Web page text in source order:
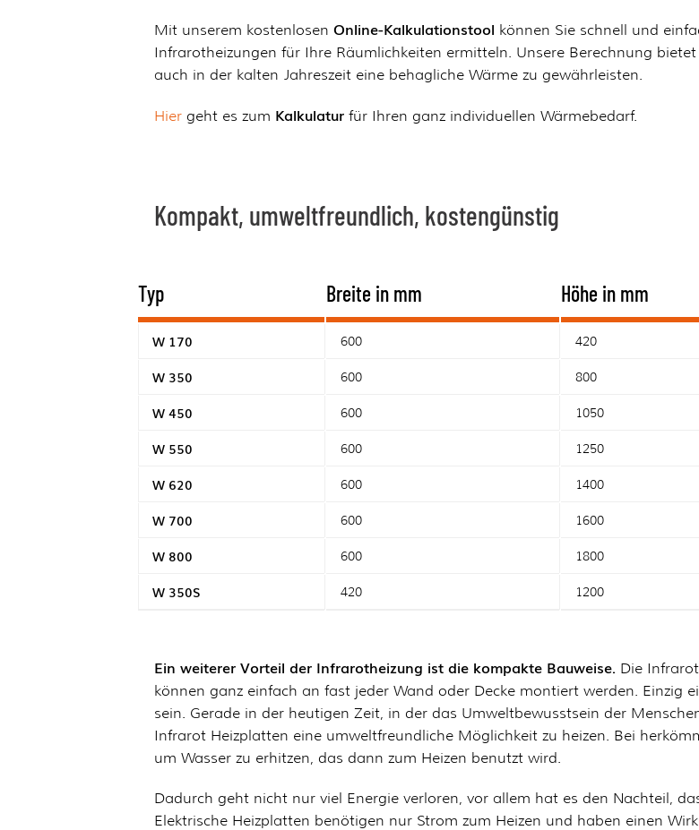
Mit unserem kostenlosen Online-Kalkulationstool können Sie schnell und
Infrarotheizungen für Ihre Räumlichkeiten ermitteln. Unsere Berechnung
auch in der kalten Jahreszeit eine behagliche Wärme zu gewährleisten.
Hier geht es zum Kalkulatur für Ihren ganz individuellen Wärmebedarf.
Kompakt, umweltfreundlich, kostengünstig
Typ Breite in mm Höhe in mm
W 170 600 420
W 350 600 800
W 450 600 1050
W 550 600 1250
W 620 600 1400
W 700 600 1600
W 800 600 1800
W 350S 420 1200
Ein weiterer Vorteil der Infrarotheizung ist die kompakte Bauweise. Die
können ganz einfach an fast jeder Wand oder Decke montiert werden. Einzig
sein. Gerade in der heutigen Zeit, in der das Umweltbewusstsein der
Infrarot Heizplatten eine umweltfreundliche Möglichkeit zu heizen. Bei
um Wasser zu erhitzen, das dann zum Heizen benutzt wird.
Dadurch geht nicht nur viel Energie verloren, vor allem hat es den Nachteil,
Elektrische Heizplatten benötigen nur Strom zum Heizen und haben einen